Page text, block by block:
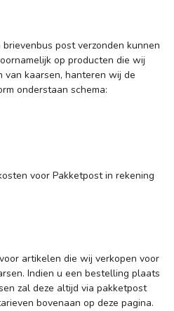
post verzonden kunnen
op producten die wij
van kaarsen, hanteren wij de
onderstaan schema:
voor Pakketpost in rekening
artikelen die wij verkopen voor
Indien u een bestelling plaats
zal deze altijd via pakketpost
bovenaan op deze pagina.